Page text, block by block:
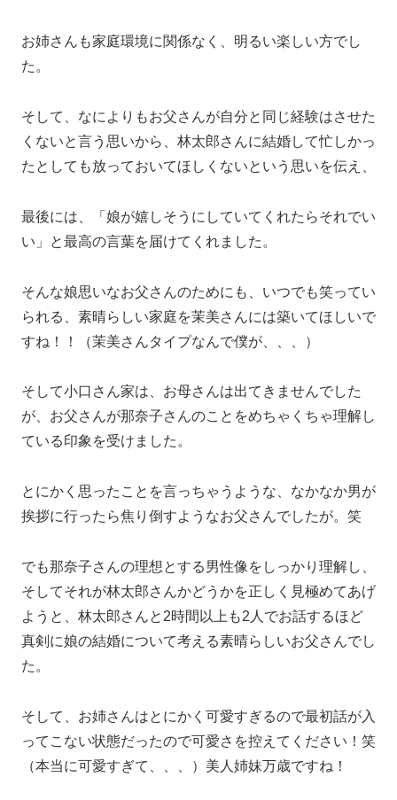
お姉さんも家庭環境に関係なく、明るい楽しい方でし
た。
そして、なによりもお父さんが自分と同じ経験はさせた
くないと言う思いから、林太郎さんに結婚して忙しかっ
たとしても放っておいてほしくないという思いを伝え、
最後には、「娘が嬉しそうにしていてくれたらそれでい
い」と最高の言葉を届けてくれました。
そんな娘思いなお父さんのためにも、いつでも笑ってい
られる、素晴らしい家庭を茉美さんには築いてほしいで
すね！！（茉美さんタイプなんで僕が、、、）
そして小口さん家は、お母さんは出てきませんでした
が、お父さんが那奈子さんのことをめちゃくちゃ理解し
ている印象を受けました。
とにかく思ったことを言っちゃうような、なかなか男が
挨拶に行ったら焦り倒すようなお父さんでしたが。笑
でも那奈子さんの理想とする男性像をしっかり理解し、
そしてそれが林太郎さんかどうかを正しく見極めてあげ
ようと、林太郎さんと2時間以上も2人でお話するほど
真剣に娘の結婚について考える素晴らしいお父さんでし
た。
そして、お姉さんはとにかく可愛すぎるので最初話が入
ってこない状態だったので可愛さを控えてください！笑
（本当に可愛すぎて、、、）美人姉妹万歳ですね！